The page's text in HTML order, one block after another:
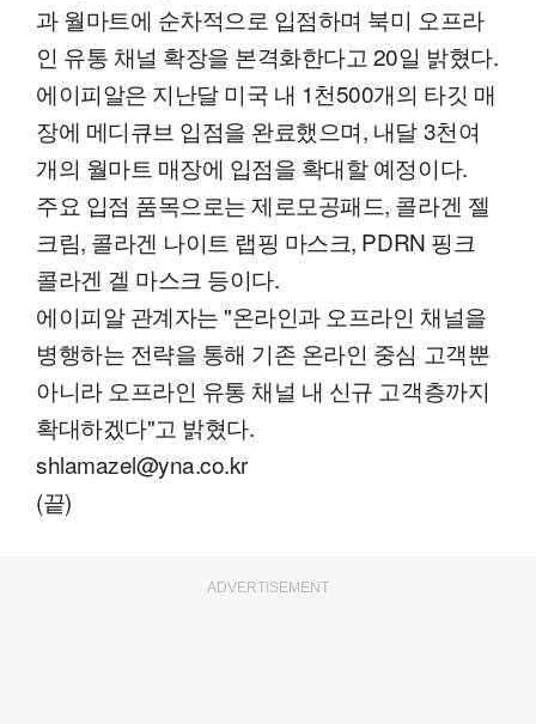
과 월마트에 순차적으로 입점하며 북미 오프라
인 유통 채널 확장을 본격화한다고 20일 밝혔다.
에이피알은 지난달 미국 내 1천500개의 타깃 매
장에 메디큐브 입점을 완료했으며, 내달 3천여
개의 월마트 매장에 입점을 확대할 예정이다.
주요 입점 품목으로는 제로모공패드, 콜라겐 젤
크림, 콜라겐 나이트 랩핑 마스크, PDRN 핑크
콜라겐 겔 마스크 등이다.
에이피알 관계자는 "온라인과 오프라인 채널을
병행하는 전략을 통해 기존 온라인 중심 고객뿐
아니라 오프라인 유통 채널 내 신규 고객층까지
확대하겠다"고 밝혔다.
shlamazel@yna.co.kr
(끝)
ADVERTISEMENT